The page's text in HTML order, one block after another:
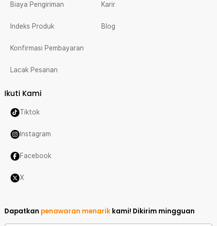
Biaya Pengiriman
Indeks Produk
Konfirmasi Pembayaran
Lacak Pesanan
Karir
Blog
Ikuti Kami
Tiktok
Instagram
Facebook
X
Dapatkan penawaran menarik kami! Dikirim mingguan